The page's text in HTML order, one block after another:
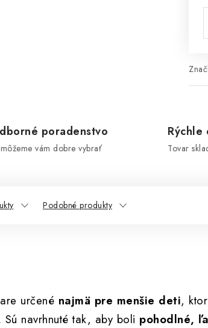
poradenstvo
vám dobre vybrať
Rýchle
Tovar
Podobné produkty
určené najmä pre menšie deti,
. Sú navrhnuté tak, aby boli pohodlné,